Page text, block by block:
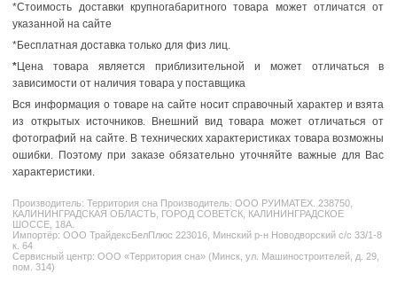
*Стоимость доставки крупногабаритного товара может отличатся от
указанной на сайте
*Бесплатная доставка только для физ лиц.
*Цена товара является приблизительной и может отличаться в
зависимости от наличия товара у поставщика
Вся информация о товаре на сайте носит справочный характер и взята
из открытых источников. Внешний вид товара может отличаться от
фотографий на сайте. В технических характеристиках товара возможны
ошибки. Поэтому при заказе обязательно уточняйте важные для Вас
характеристики.
Производитель:Территория сна Производитель: ООО РУИМАТЕХ. 238750,
КАЛИНИНГРАДСКАЯ ОБЛАСТЬ, ГОРОД СОВЕТСК, КАЛИНИНГРАДСКОЕ
ШОССЕ, 18А.
Импортёр: ООО ТрайдексБелПлюс 223016, Минский р-н Новодворский с/с 33/1-8
к. 64
Сервисный центр: ООО «Территория сна» (Минск, ул. Машиностроителей, д. 29,
пом. 314)